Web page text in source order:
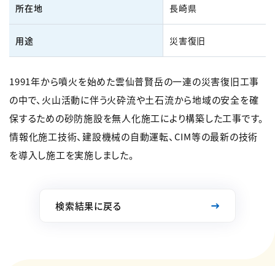
所在地 長崎県
用途 災害復旧
1991年から噴火を始めた雲仙普賢岳の一連の災害復旧工事
の中で、火山活動に伴う火砕流や土石流から地域の安全を確
保するための砂防施設を無人化施工により構築した工事です。
情報化施工技術、建設機械の自動運転、CIM等の最新の技術
を導入し施工を実施しました。
検索結果に戻る